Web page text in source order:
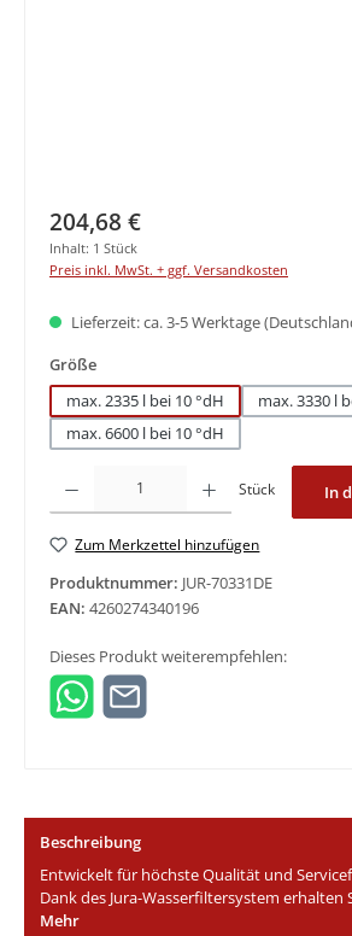
Regulärer Preis:
204,68 €
Inhalt: 1 Stück
Preis inkl. MwSt. + ggf. Versandkosten
Lieferzeit: ca. 3-5 Werktage
Größeauswählen
max. 2335 l bei 10 °dH
max. 3330 l
max. 6600 l bei 10 °dH
Produkt Anzahl: Gib den gewünschten Wert
Stück In
Zum Merkzettel hinzufügen
Produktnummer: JUR-70331DE
EAN: 4260274340196
Dieses Produkt weiterempfehlen:
Beschreibung
Entwickelt für höchste Qualität und
Dank des Jura-Wasserfiltersystem erhalten
Mehr